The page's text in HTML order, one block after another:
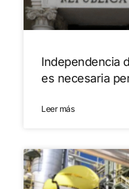
Independencia
es necesaria
Leer más